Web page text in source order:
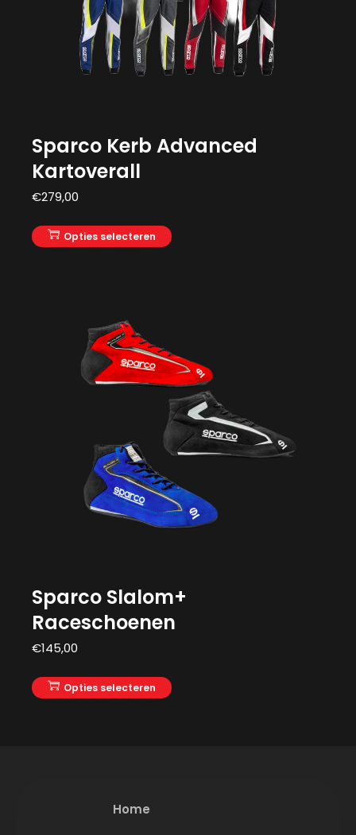
Sparco Kerb Advanced
Kartoverall
€279,00
Opties selecteren
Sparco Slalom+
Raceschoenen
€145,00
Opties selecteren
Home